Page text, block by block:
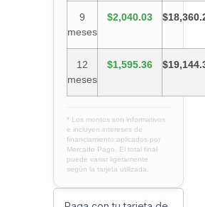
9
meses
$2,040.03
12
meses
$1,595.36
* Los montos son informativos
e incluyen intereses de
financiamiento aplicados por
Mercado Pago. El total final
puede variar ligeramente
según la tarjeta utilizada.